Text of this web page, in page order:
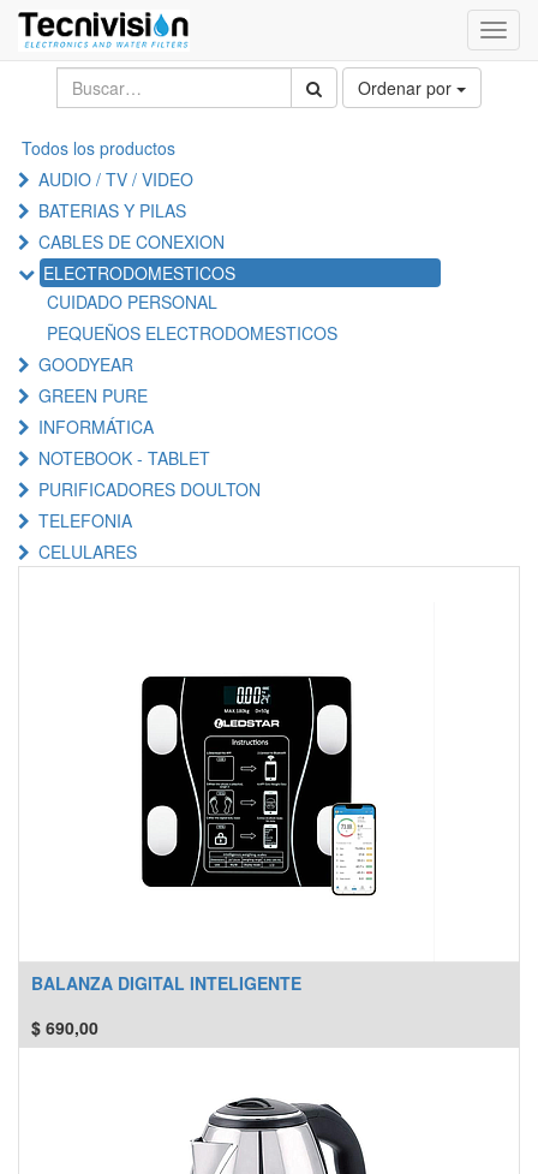
Ordenar por
Todos los productos
AUDIO / TV / VIDEO
BATERIAS Y PILAS
CABLES DE CONEXION
ELECTRODOMESTICOS
CUIDADO PERSONAL
PEQUEÑOS ELECTRODOMESTICOS
GOODYEAR
GREEN PURE
INFORMÁTICA
NOTEBOOK - TABLET
PURIFICADORES DOULTON
TELEFONIA
CELULARES
BALANZA DIGITAL INTELIGENTE
$ 690,00